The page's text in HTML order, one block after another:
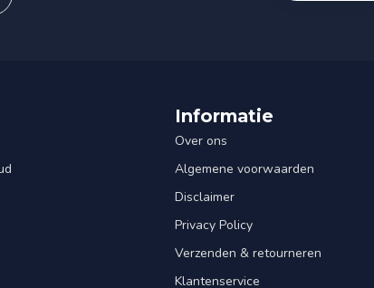
Informatie
Over ons
Algemene voorwaarden
Disclaimer
Privacy Policy
Verzenden & retourneren
Klantenservice